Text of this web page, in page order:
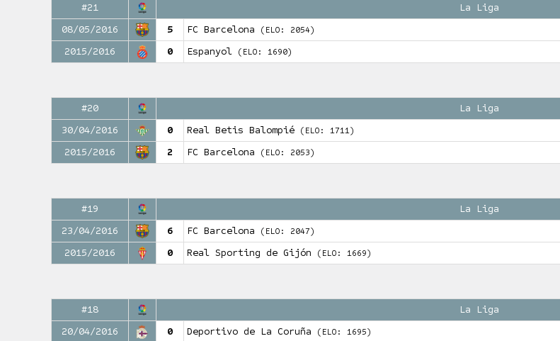
#21 La Liga
08/05/2016
5 FC Barcelona (ELO: 2054)
2015/2016 0 Espanyol (ELO: 1690)
#20 La Liga
30/04/2016
0 Real Betis Balompié (ELO: 1711)
2015/2016 2 FC Barcelona (ELO: 2053)
#19 La Liga
23/04/2016
6 FC Barcelona (ELO: 2047)
2015/2016 0 Real Sporting de Gijón (ELO: 1669)
#18 La Liga
20/04/2016
0 Deportivo de La Coruña (ELO: 1695)